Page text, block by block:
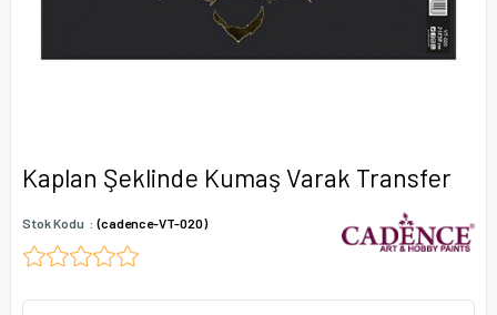
Kaplan Şeklinde Kumaş Varak Transfer
Stok Kodu (cadence-VT-020)